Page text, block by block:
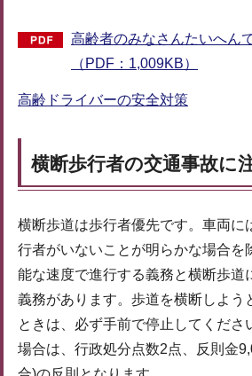
高齢者のみなさんたいへん
（PDF：1,009KB）
高齢ドライバーの安全対策
横断歩行者の交通事故に
横断歩道は歩行者優先です。車両に
行者がいないことが明らかな場合を
能な速度で進行する義務と横断歩道
義務があります。歩道を横断しよう
ときは、必ず手前で停止してくださ
場合は、行政処分点数2点、反則金